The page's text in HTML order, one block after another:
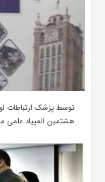
توسط پزشک ارتباطات
هشتمین المپیاد علمی